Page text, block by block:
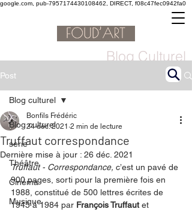
google.com, pub-7957174430108462, DIRECT, f08c47fec0942fa0
Blog Culturel
Post
Blog culturel
serie
Théâtre
Cinéma
Musique
Blog culturel
Truffaut correspondance
Bonfils Frédéric
24 déc. 2021 2 min de lecture
Dernière mise à jour : 26 déc. 2021
Truffaut - Correspondance, c’est un pavé de
900 pages, sorti pour la première fois en
1988, constitué de 500 lettres écrites de
1945 à 1984 par François Truffaut et